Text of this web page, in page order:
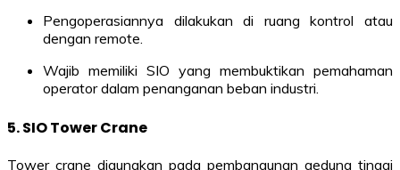
Pengoperasiannya dilakukan di ruang kontrol atau
dengan remote.
Wajib memiliki SIO yang membuktikan pemahaman
operator dalam penanganan beban industri.
5.SIO Tower Crane
Tower crane digunakan pada pembangunan gedung tinggi